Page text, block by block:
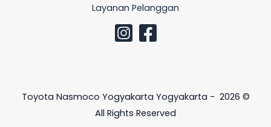
Layanan Pelanggan
Toyota Nasmoco Yogyakarta Yogyakarta - 2026 ©
All Rights Reserved